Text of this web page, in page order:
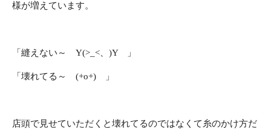
様が増えています。
「縫えない～ Y(>_<、)Y 」
「壊れてる～ (+o+) 」
店頭で見せていただくと壊れてるのではなくて糸のかけ方だ